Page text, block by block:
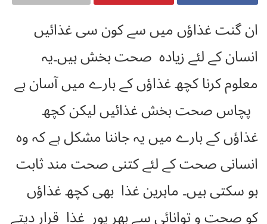
ان گنت غذاؤں میں سے کون سی غذائیں
انسان کے لئے زیادہ صحت بخش ہیں۔یہ
معلوم کرنا کچھ غذاؤں کے بارے میں آسان ہے
پچاس صحت بخش غذائیں لیکن کچھ
غذاؤں کے بارے میں یہ جاننا مشکل ہے کہ وہ
انسانی صحت کے لئے کتنی صحت مند ثابت
ہو سکتی ہیں۔ ماہرین غذا بھی کچھ غذاؤں
کو صحت و توانائی سے بھر پور غذا قرار دیتے